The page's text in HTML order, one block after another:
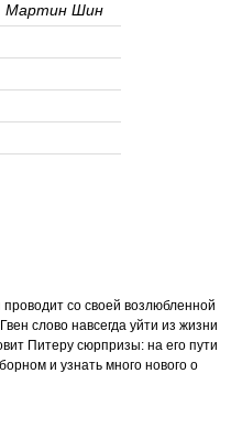
Мартин Шин
со своей возлюбленной
слово навсегда уйти из жизни
Питеру сюрпризы: на его пути
и узнать много нового о